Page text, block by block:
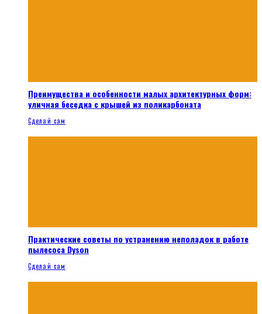
Преимущества и особенности малых архитектурных форм:
уличная беседка с крышей из поликарбоната
Сделай сам
Практические советы по устранению неполадок в работе
пылесоса Dyson
Сделай сам